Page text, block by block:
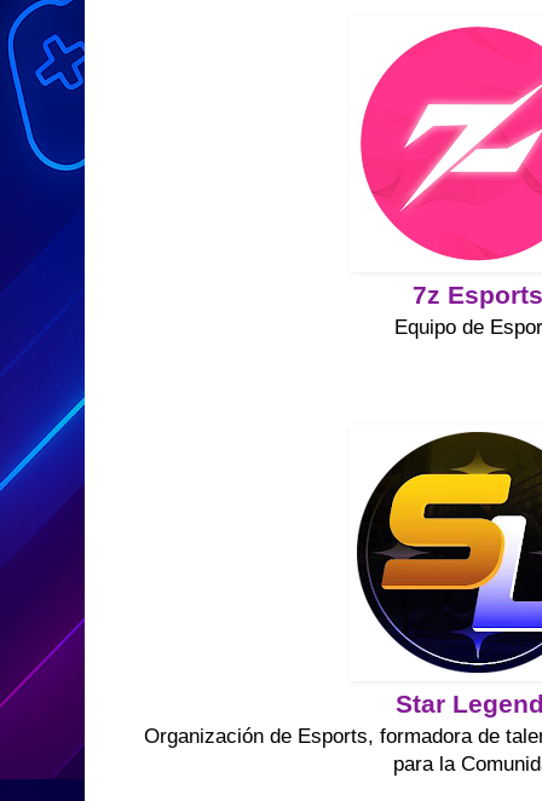
7z Esports
Equipo de
Star
Organización de Esports, formadora de
para la